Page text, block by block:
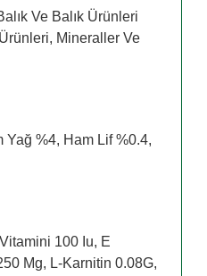
Ve Balık Ürünleri
Mineraller Ve
Yağ %4, Ham Lif %0.4,
100 Iu, E
Mg, L-Karnitin 0.08G,